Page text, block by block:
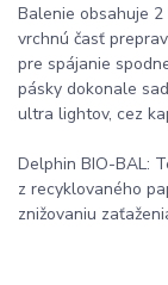
Balenie obsahuje 2
vrchnú časť
pre spájanie
pásky dokonale
ultra lightov, cez
Delphin BIO-BAL:
z recyklovaného
znižovaniu